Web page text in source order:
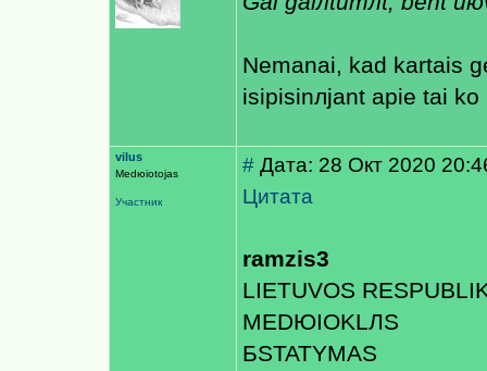
Nemanai, kad kartais
isipisinлjant apie tai
vilus
Medюiotojas
Участник
# Дата: 28 Окт 2020
Цитата
ramzis3
LIETUVOS
MEDЮIOKLЛS
БSTATYMAS